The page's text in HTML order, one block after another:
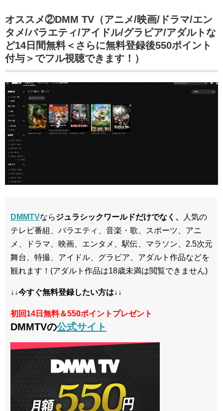
オススメ②DMM TV（アニメ/映画/ドラマ/エン
タメ/バラエティ/アイドル/グラビア/アダルトな
ど14日間無料＜さらに無料登録後550ポイント
付与＞でフル視聴できます！）
DMMTVならジュラシックワールドだけでなく、
人気の
テレビ番組、バラエティ、音楽・歌、スポーツ、アニ
メ、ドラマ、映画、エンタメ、駅伝、マラソン、2.5次元
舞台、特撮、アイドル、グラビア、アダルト作品などを
観れます！(アダルト作品は18歳未満は閲覧できません)
↓↓今すぐ無料登録したい方は↓↓
初回14日無料＆550ポイントプレゼント
DMMTVの公式サイト